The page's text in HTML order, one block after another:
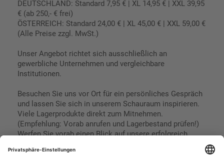
DEUTSCHLAND: Standard 7,95 € | XL 14,95 € | XXL 39,95
€ (ab 250,- € frei)
ÖSTERREICH: Standard 24,00 € | XL 45,00 € | XXL 59,00 €
(Alle Preise zzgl. MwSt.)
Unser Angebot richtet sich ausschließlich an
gewerbliche Unternehmen und vergleichbare
Institutionen.
Besuchen Sie uns vor Ort für ein persönliches Gespräch
und lassen Sie sich in unserem Schauraum inspirieren.
Viele Lagerprodukte direkt zum Mitnehmen.
(Empfehlung: Vorab anrufen und Lagerbestand prüfen!)
Werfen Sie vorab einen Blick auf unsere erfolgreich